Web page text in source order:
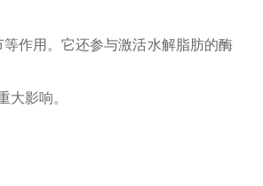
作用。它还参与激活水解脂肪的酶
大影响‌。